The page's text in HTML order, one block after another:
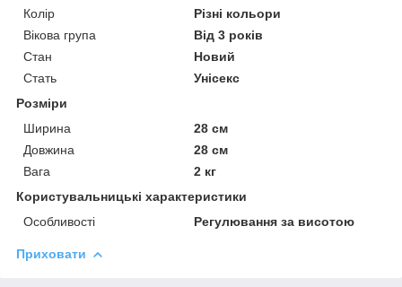
Колір
Різні кольори
Вікова група
Від 3 років
Стан
Новий
Стать
Унісекс
Розміри
Ширина
28 см
Довжина
28 см
Вага
2 кг
Користувальницькі характеристики
Особливості
Регулювання за висотою
Приховати